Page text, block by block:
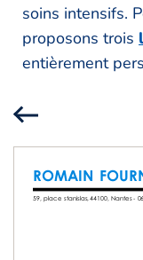
soins intensifs.
proposons trois
entièrement